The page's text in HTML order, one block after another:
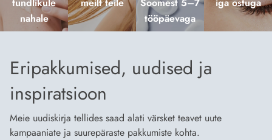
nahale
tööpäevaga
Eripakkumised, uudised ja
inspiratsioon
Meie uudiskirja tellides saad alati värsket teavet uute
kampaaniate ja suurepäraste pakkumiste kohta.